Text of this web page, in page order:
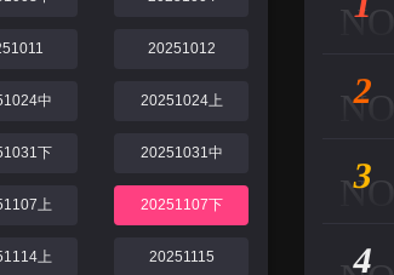
20251012
中 20251024上
下 20251031中
上 20251107下
上 20251115
NO
NO
2
NO
3
4